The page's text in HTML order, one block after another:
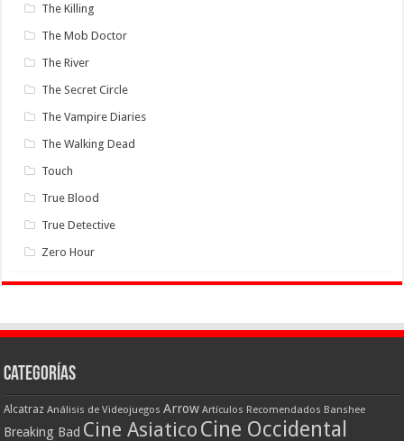
The Killing
The Mob Doctor
The River
The Secret Circle
The Vampire Diaries
The Walking Dead
Touch
True Blood
True Detective
Zero Hour
Categorías
Alcatraz Análisis de Videojuegos Arrow Artículos Recomendados Banshee
Breaking Bad Cine AsiaticoCine Occidental